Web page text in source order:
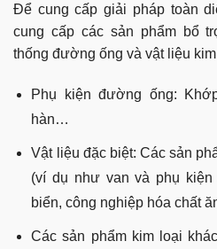
Để cung cấp giải pháp toàn
cung cấp các sản phẩm bổ
thống đường ống và vật liệu
Phụ kiện đường ống:
hàn…
Vật liệu đặc biệt: Các sản
(ví dụ như van và phụ
biển, công nghiệp hóa chất
Các sản phẩm kim loại